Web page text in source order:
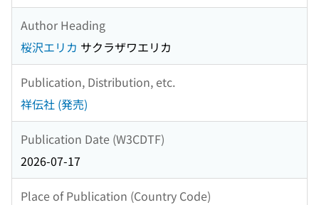
Author Heading
桜沢エリカ サクラザワエリカ
Publication, Distribution, etc.
祥伝社 (発売)
Publication Date (W3CDTF)
2026-07-17
Place of Publication (Country Code)